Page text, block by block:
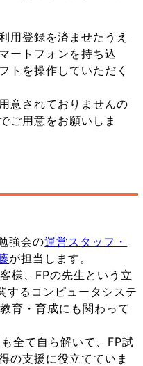
用登録を済ませたうえ
ートフォンを持ち込
トを操作していただく
意されておりませんの
ご用意をお願いしま
強会の運営スタッフ・
が担当します。
様、FPの先生という立
するコンピュータシステ
育・育成にも関わって
全て自ら解いて、FP試
の支援に役立てていま